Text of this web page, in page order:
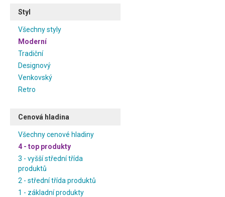
Styl
Všechny styly
Moderní
Tradiční
Designový
Venkovský
Retro
Cenová hladina
Všechny cenové hladiny
4 - top produkty
3 - vyšší střední třída
produktů
2 - střední třída produktů
1 - základní produkty